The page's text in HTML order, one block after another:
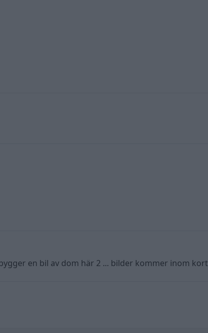
en bil av dom här 2 ... bilder kommer inom kort